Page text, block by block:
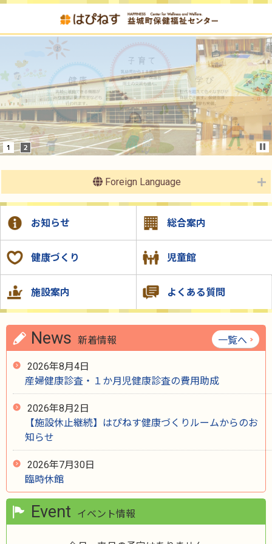
Foreign Language
お知らせ 総合案内
健康づくり 児童館
施設案内 よくある質問
News 新着情報 一覧へ
2026年8月4日
産婦健康診査・１か月児健康診査の費用助成
2026年8月2日
【施設休止継続】はぴねす健康づくりルームからのお
知らせ
2026年7月30日
臨時休館
Event イベント情報